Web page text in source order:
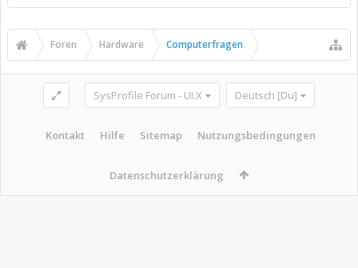
Foren Hardware Computerfragen
SysProfile Forum - UI.X Deutsch [Du]
Kontakt Hilfe Sitemap Nutzungsbedingungen
Datenschutzerklärung